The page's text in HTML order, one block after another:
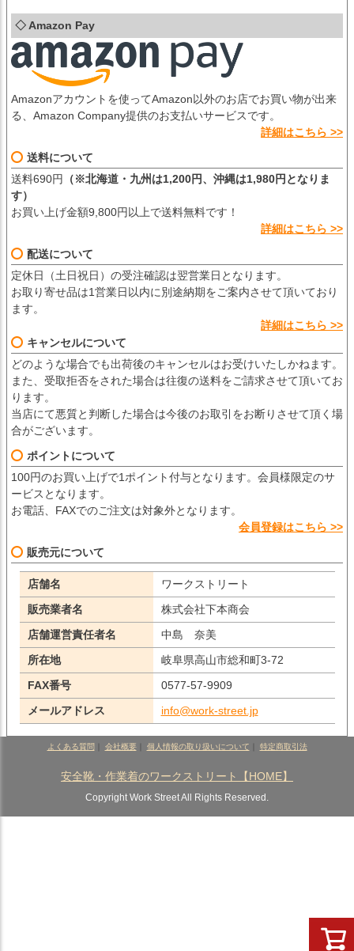
◇ Amazon Pay
Amazonアカウントを使ってAmazon以外のお店でお買い物が出来
る、Amazon Company提供のお支払いサービスです。
詳細はこちら >>
送料について
送料690円
（※北海道・九州は1,200円、沖縄は1,980円となりま
す）
お買い上げ金額9,800円以上で送料無料です！
詳細はこちら >>
配送について
定休日（土日祝日）の受注確認は翌営業日となります。
お取り寄せ品は1営業日以内に別途納期をご案内させて頂いており
ます。
詳細はこちら >>
キャンセルについて
どのような場合でも出荷後のキャンセルはお受けいたしかねます。
また、受取拒否をされた場合は往復の送料をご請求させて頂いてお
ります。
当店にて悪質と判断した場合は今後のお取引をお断りさせて頂く場
合がございます。
ポイントについて
100円のお買い上げで1ポイント付与となります。会員様限定のサ
ービスとなります。
お電話、FAXでのご注文は対象外となります。
会員登録はこちら >>
販売元について
店舗名
ワークストリート
販売業者名
株式会社下本商会
店舗運営責任者名
中島 奈美
所在地
岐阜県高山市総和町3-72
FAX番号
0577-57-9909
メールアドレス
info@work-street.jp
よくある質問 会社概要｜ 個人情報の取り扱いについて 特定商取引法
安全靴・作業着のワークストリート【HOME】
Copyright Work Street All Rights Reserved.